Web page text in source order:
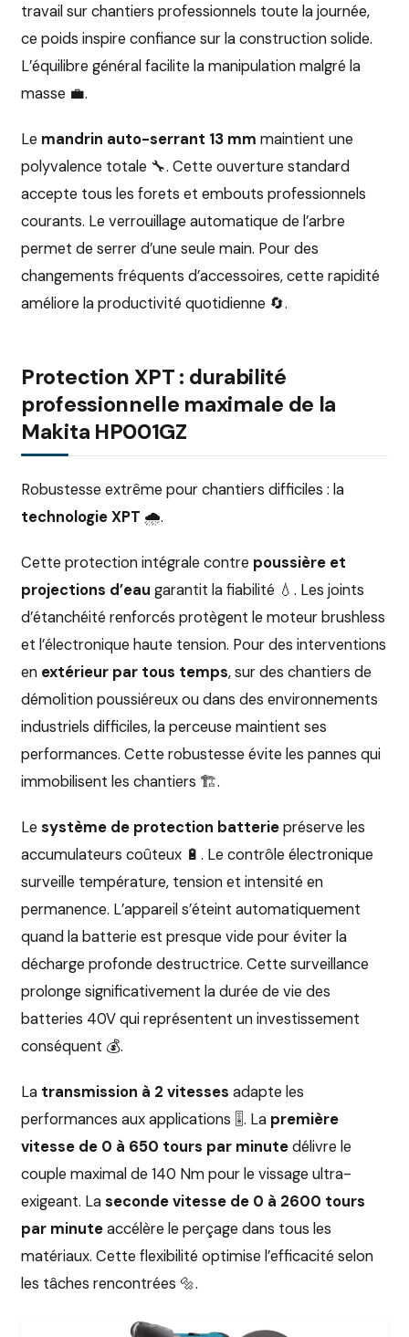
travail sur chantiers professionnels toute la journée,
ce poids inspire confiance sur la construction solide.
L’équilibre général facilite la manipulation malgré la
masse 💼.
Le mandrin auto-serrant 13 mm maintient une
polyvalence totale 🔧. Cette ouverture standard
accepte tous les forets et embouts professionnels
courants. Le verrouillage automatique de l’arbre
permet de serrer d’une seule main. Pour des
changements fréquents d’accessoires, cette rapidité
améliore la productivité quotidienne 🔄.
Protection XPT : durabilité
professionnelle maximale de la
Makita HP001GZ
Robustesse extrême pour chantiers difficiles : la
technologie XPT 🌧️.
Cette protection intégrale contre poussière et
projections d’eau garantit la fiabilité 💧. Les joints
d’étanchéité renforcés protègent le moteur brushless
et l’électronique haute tension. Pour des interventions
en extérieur par tous temps, sur des chantiers de
démolition poussiéreux ou dans des environnements
industriels difficiles, la perceuse maintient ses
performances. Cette robustesse évite les pannes qui
immobilisent les chantiers 🏗️.
Le système de protection batteriepréserve les
accumulateurs coûteux 🔋. Le contrôle électronique
surveille température, tension et intensité en
permanence. L’appareil s’éteint automatiquement
quand la batterie est presque vide pour éviter la
décharge profonde destructrice. Cette surveillance
prolonge significativement la durée de vie des
batteries 40V qui représentent un investissement
conséquent 💰.
La transmission à 2 vitesses adapte les
performances aux applications 🎚️. La première
vitesse de 0 à 650 tours par minutedélivre le
couple maximal de 140 Nm pour le vissage ultra-
exigeant. Laseconde vitesse de 0 à 2600 tours
par minuteaccélère le perçage dans tous les
matériaux. Cette flexibilité optimise l’efficacité selon
les tâches rencontrées 🔩.